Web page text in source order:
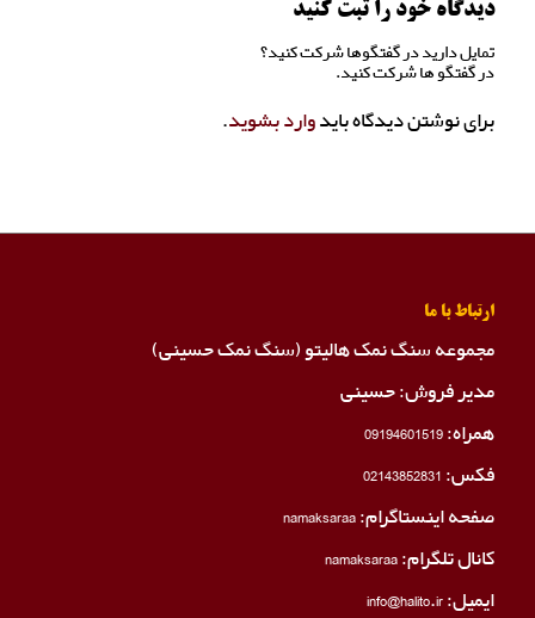
دیدگاه خود را ثبت کنید
تمایل دارید در گفتگوها شرکت کنید؟
در گفتگو ها شرکت کنید.
برای نوشتن دیدگاه بایدوارد بشوید.
ارتباط با ما
مجموعه سنگ نمک هالیتو (سنگ نمک حسینی)
مدیر فروش: حسینی
همراه:09194601519
فکس:02143852831
صفحه اینستاگرام:namaksaraa
کانال تلگرام:namaksaraa
ایمیل: info@halito.ir